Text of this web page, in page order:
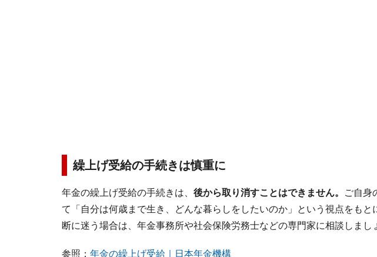
繰上げ受給の手続きは慎重に
年金の繰上げ受給の手続きは、 後から取り消すことはできません。
ご自身
て「自分は何歳まで生き、どんな暮らしをしたいのか」という視点をもと
断に迷う場合は、年金事務所や社会保険労務士などの専門家に相談しまし
参照： 年金の繰上げ受給｜日本年金機構